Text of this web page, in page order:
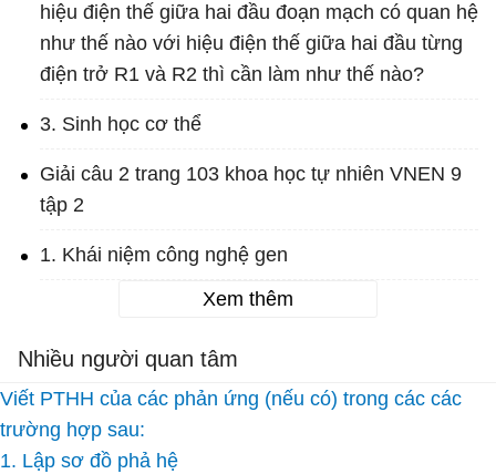
hiệu điện thế giữa hai đầu đoạn mạch có quan hệ
như thế nào với hiệu điện thế giữa hai đầu từng
điện trở R1 và R2 thì cần làm như thế nào?
3. Sinh học cơ thể
Giải câu 2 trang 103 khoa học tự nhiên VNEN 9
tập 2
1. Khái niệm công nghệ gen
Xem thêm
Nhiều người quan tâm
Viết PTHH của các phản ứng (nếu có) trong các các
trường hợp sau:
1. Lập sơ đồ phả hệ